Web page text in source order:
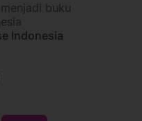
buku
Indonesia